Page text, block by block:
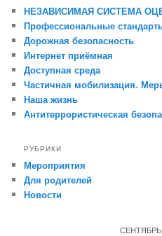
НЕЗАВИСИМАЯ СИСТЕМА
Профессиональные
Дорожная безопасность
Интернет приёмная
Доступная среда
Частичная мобилизация.
Наша жизнь
Антитеррористическая
РУБРИКИ
Мероприятия
Для родителей
Новости
СЕНТЯБРЬ